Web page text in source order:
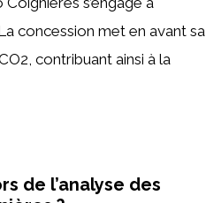
concession met en avant sa
contribuant ainsi à la
de l’analyse des